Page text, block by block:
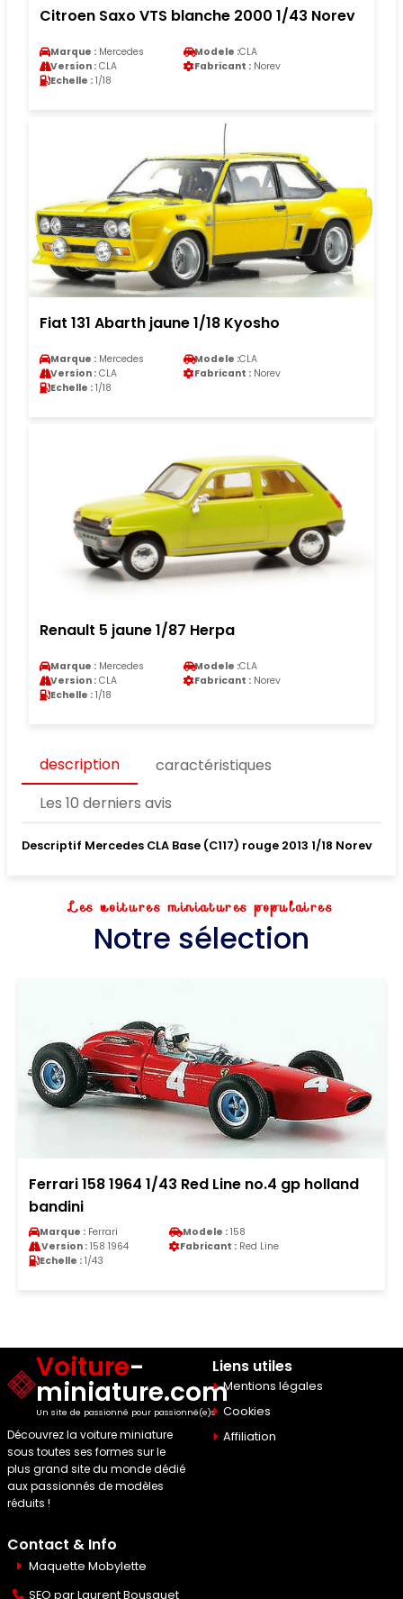
Citroen Saxo VTS blanche 2000 1/43 Norev
Marque : Mercedes Modele :CLA
Version : CLA Fabricant : Norev
Echelle : 1/18
Fiat 131 Abarth jaune 1/18 Kyosho
Marque : Mercedes Modele :CLA
Version : CLA Fabricant : Norev
Echelle : 1/18
Renault 5 jaune 1/87 Herpa
Marque : Mercedes Modele :CLA
Version : CLA Fabricant : Norev
Echelle : 1/18
description
caractéristiques
Les 10 derniers avis
Descriptif Mercedes CLA Base (C117) rouge 2013 1/18 Norev
Les voitures miniatures populaires
Notre sélection
Ferrari 158 1964 1/43 Red Line no.4 gp holland
bandini
Marque : Ferrari Modele : 158
Version : 158 1964 Fabricant : Red Line
Echelle : 1/43
Voiture-
miniature.com
Un site de passionné pour passionné(e)s
Découvrez la voiture miniature
sous toutes ses formes sur le
plus grand site du monde dédié
aux passionnés de modèles
réduits !
Liens utiles
Mentions légales
Cookies
Affiliation
Contact & Info
Maquette Mobylette
SEO parLaurent Bousquet